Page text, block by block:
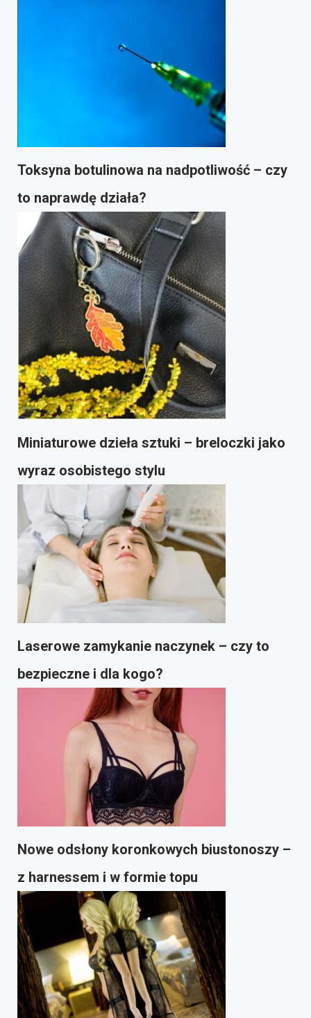
Toksyna botulinowa na nadpotliwość – czy
to naprawdę działa?
Miniaturowe dzieła sztuki – breloczki jako
wyraz osobistego stylu
Laserowe zamykanie naczynek – czy to
bezpieczne i dla kogo?
Nowe odsłony koronkowych biustonoszy –
z harnessem i w formie topu